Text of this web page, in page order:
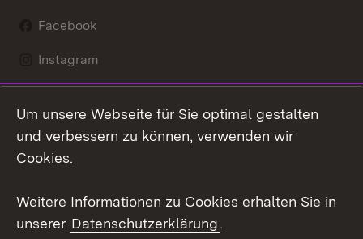
Facebook
Instagram
Social Wall
Youtube
Kontakt
Datenschutz
Um unsere Webseite für Sie optimal gestalten
und verbessern zu können, verwenden wir
Cookies.
Weitere Informationen zu Cookies erhalten Sie in
unserer Datenschutzerklärung.